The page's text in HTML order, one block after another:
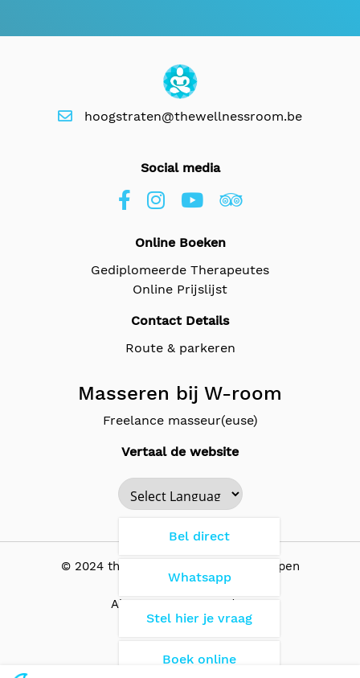
hoogstraten@thewellnessroom.be
Social media
Online Boeken
Gediplomeerde Therapeutes
Online Prijslijst
Contact Details
Route & parkeren
Masseren bij W-room
Freelance masseur(euse)
Vertaal de website
Powered by
© 2024 the Wellness Room - Antwerpen
Algemene Voorwaarden
Bel direct
Whatsapp
Stel hier je vraag
Boek online